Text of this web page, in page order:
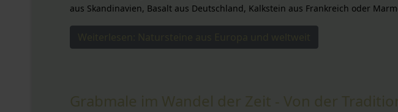
aus Skandinavien, Basalt aus Deutschland, Kalkstein aus Frankreich oder
Grabmale im Wandel der Zeit - Von der